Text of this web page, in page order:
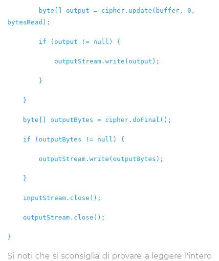
byte[] output = cipher.update(buffer, 0,
bytesRead);
if (output != null) {
outputStream.write(output);
}
}
byte[] outputBytes = cipher.doFinal();
if (outputBytes != null) {
outputStream.write(outputBytes);
}
inputStream.close();
outputStream.close();
}
Si noti che si sconsiglia di provare a leggere l'intero